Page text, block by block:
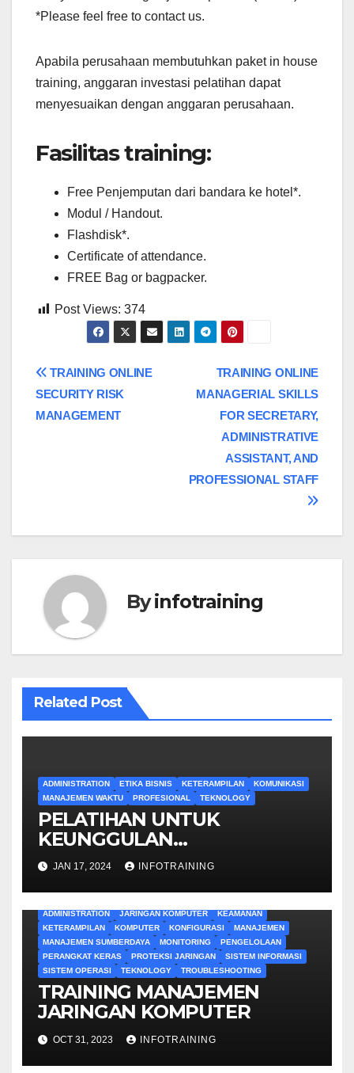
*Please feel free to contact us.
Apabila perusahaan membutuhkan paket in house
training, anggaran investasi pelatihan dapat
menyesuaikan dengan anggaran perusahaan.
Fasilitas training:
Free Penjemputan dari bandara ke hotel*.
Modul / Handout.
Flashdisk*.
Certificate of attendance.
FREE Bag or bagpacker.
Post Views: 374
Post
navigation
TRAINING ONLINE
MANAGERIAL SKILLS
FOR SECRETARY,
ADMINISTRATIVE
ASSISTANT, AND
PROFESSIONAL STAFF
TRAINING ONLINE
SECURITY RISK
MANAGEMENT
Byinfotraining
Related Post
ADMINISTRATION ETIKA BISNIS KETERAMPILAN
KOMUNIKASI
MANAJEMEN WAKTU
PROFESIONAL TEKNOLOGY
PELATIHAN UNTUK
KEUNGGULAN
ADMINISTRATIF
JAN 17, 2024 INFOTRAINING
ADMINISTRATION JARINGAN KOMPUTER
KEAMANAN
KETERAMPILAN
KOMPUTER KONFIGURASI
MANAJEMEN
MANAJEMEN SUMBERDAYA
MONITORING
PENGELOLAAN
PERANGKAT KERAS
PROTEKSI JARINGAN
SISTEM INFORMASI
SISTEM OPERASI
TEKNOLOGY TROUBLESHOOTING
TRAINING MANAJEMEN
JARINGAN KOMPUTER
OCT 31, 2023 INFOTRAINING